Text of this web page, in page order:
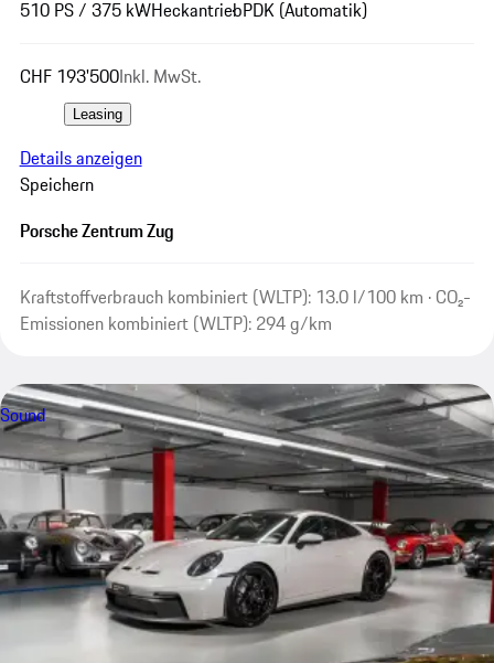
510 PS / 375 kWHeckantriebPDK (Automatik)
CHF 193'500Inkl. MwSt.
Leasing
Details anzeigen
Speichern
Porsche Zentrum Zug
Kraftstoffverbrauch kombiniert (WLTP): 13.0 l/100 km · CO₂-
Emissionen kombiniert (WLTP): 294 g/km
Sound